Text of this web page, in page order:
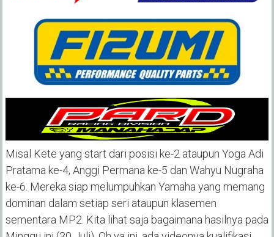
Misal Kete yang start dari posisi ke-2 ataupun Yoga Adi
Pratama ke-4, Anggi Permana ke-5 dan Wahyu Nugraha
ke-6. Mereka siap melumpuhkan Yamaha yang memang
dominan dalam setiap seri ataupun klasemen
sementara MP2. Kita lihat saja bagaimana hasilnya pada